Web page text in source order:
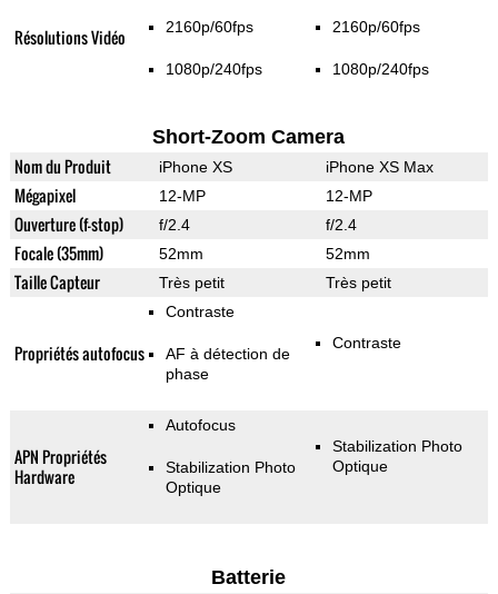
Résolutions Vidéo 2160p/60fps
1080p/240fps
2160p/60fps
1080p/240fps
Short-Zoom Camera
Nom du Produit iPhone XS iPhone XS Max
Mégapixel 12-MP 12-MP
Ouverture (f-stop) f/2.4 f/2.4
Focale (35mm) 52mm 52mm
Taille Capteur Très petit Très petit
Propriétés autofocus
Contraste
AF à détection de
phase
Contraste
APN Propriétés
Hardware
Autofocus
Stabilization Photo
Optique
Stabilization Photo
Optique
Batterie